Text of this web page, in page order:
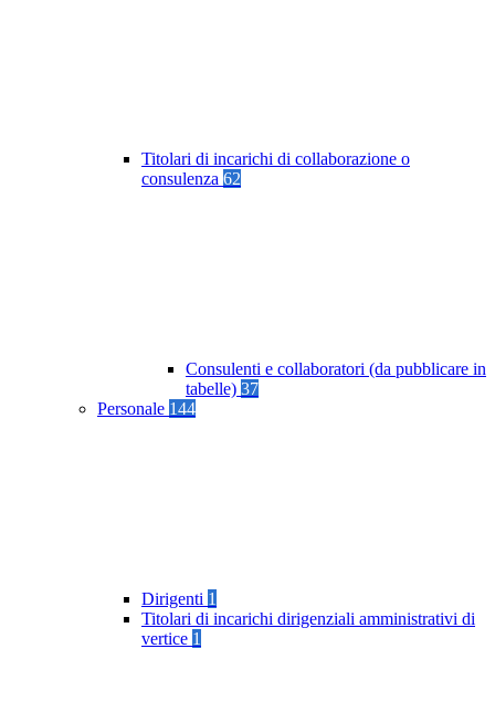
Titolari di incarichi di collaborazione o
consulenza 62
Consulenti e collaboratori (da pubblicare in
tabelle) 37
Personale 144
Dirigenti 1
Titolari di incarichi dirigenziali amministrativi di
vertice 1